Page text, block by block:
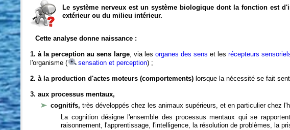
Le système nerveux est un système biologique dont la fonction est
extérieur ou du milieu intérieur.
Cette analyse donne naissance :
1. à la perception au sens large, via les organes des sens et les récepteurs
l'organisme (
sensation et perception) ;
2. à la production d'actes moteurs (comportements) lorsque la nécessité se fait
3. aux processus mentaux,
cognitifs,très développés chez les animaux supérieurs, et en particulier chez
La cognition désigne l'ensemble des processus mentaux qui se
raisonnement, l'apprentissage, l'intelligence, la résolution de problèmes, la